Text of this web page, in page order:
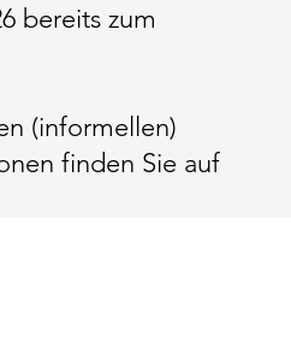
bereits zum
(informellen)
finden Sie auf